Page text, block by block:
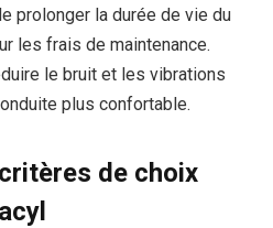
prolonger la durée de vie du
les frais de maintenance.
le bruit et les vibrations
plus confortable.
de choix